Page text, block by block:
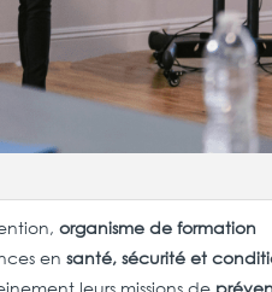
organisme de formation
ensanté, sécurité et